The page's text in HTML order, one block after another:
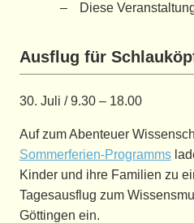
Diese
Ausflug für
30. Juli /9.30 – 18.00
Auf zum Abenteuer
Sommerferien-Programms
Kinder und ihre Familien zu
Tagesausflug zum
Göttingen ein.